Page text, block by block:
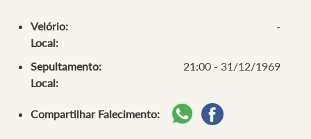
Velório:
-
Local:
Sepultamento:
21:00 - 31/12/1969
Local:
Compartilhar Falecimento: